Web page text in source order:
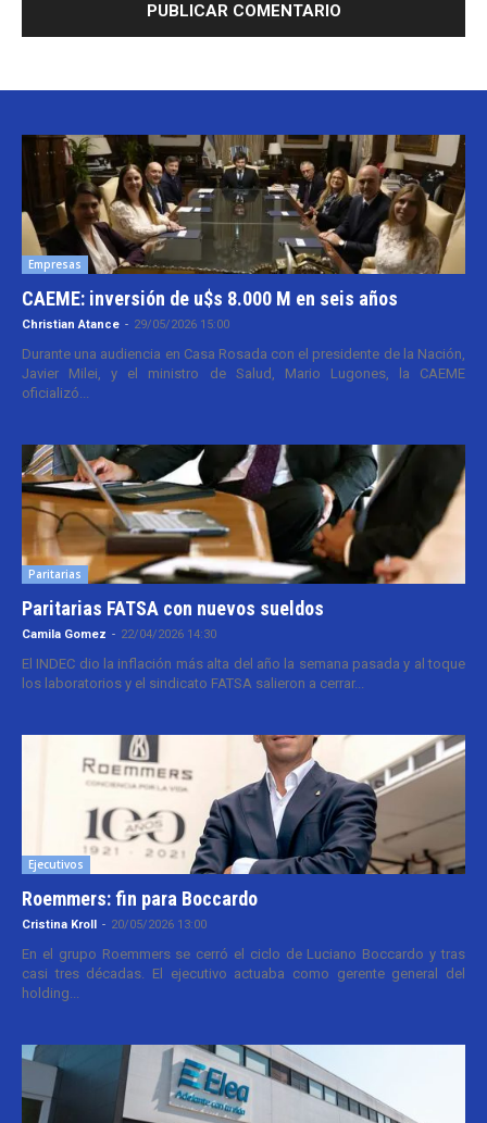
Empresas
CAEME: inversión de u$s 8.000 M en seis años
Christian Atance - 29/05/2026 15:00
Durante una audiencia en Casa Rosada con el presidente de la Nación,
Javier Milei, y el ministro de Salud, Mario Lugones, la CAEME
oficializó...
Paritarias
Paritarias FATSA con nuevos sueldos
Camila Gomez - 22/04/2026 14:30
El INDEC dio la inflación más alta del año la semana pasada y al toque
los laboratorios y el sindicato FATSA salieron a cerrar...
Ejecutivos
Roemmers: fin para Boccardo
Cristina Kroll - 20/05/2026 13:00
En el grupo Roemmers se cerró el ciclo de Luciano Boccardo y tras
casi tres décadas. El ejecutivo actuaba como gerente general del
holding...